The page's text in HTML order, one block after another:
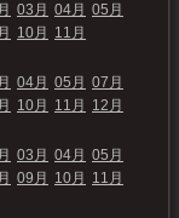
03月 04月 05月
10月
11月
04月 05月 07月
10月 11月
12月
03月 04月 05月
09月 10月
11月